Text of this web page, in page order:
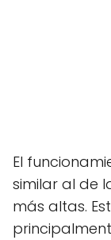
El
similar al de
más altas.